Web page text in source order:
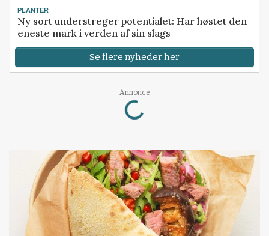
PLANTER
Ny sort understreger potentialet: Har høstet den
eneste mark i verden af sin slags
Se flere nyheder her
Annonce
Loading...